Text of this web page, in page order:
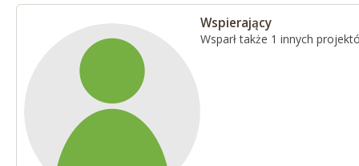
Wspierający
Wsparł także 1 innych